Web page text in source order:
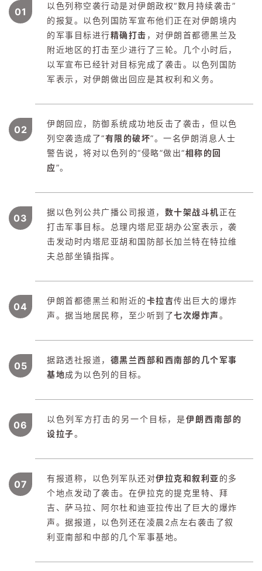
01
以色列称空袭行动是对伊朗政权“数月持续袭击”
的报复。以色列国防军宣布他们正在对伊朗境内
的军事目标进行精确打击 ，对伊朗首都德黑兰及
附近地区的打击至少进行了三轮。几个小时后，
以军宣布已经针对目标完成了袭击。以色列国防
军表示，对伊朗做出回应是其权利和义务。
02
伊朗回应，防御系统成功地反击了袭击，但以色
列空袭造成了“有限的破坏”。一名伊朗消息人士
警告说，将对以色列的“侵略”做出“相称的回
应”。
03
据以色列公共广播公司报道， 数十架战斗机正在
打击军事目标。总理内塔尼亚胡办公室表示，袭
击发动时内塔尼亚胡和国防部长加兰特在特拉维
夫总部坐镇指挥。
04
伊朗首都德黑兰和附近的卡拉吉传出巨大的爆炸
声。据当地居民称，至少听到了七次爆炸声。
05
据路透社报道， 德黑兰西部和西南部的几个军事
基地成为以色列的目标。
06
以色列军方打击的另一个目标，是伊朗西南部的
设拉子。
07
有报道称，以色列军队还对伊拉克和叙利亚 的多
个地点发动了袭击。在伊拉克的提克里特、拜
吉、萨马拉、阿尔杜和迪亚拉传出了巨大的爆炸
声。据报道，以色列还在凌晨2点左右袭击了叙
利亚南部和中部的几个军事基地。